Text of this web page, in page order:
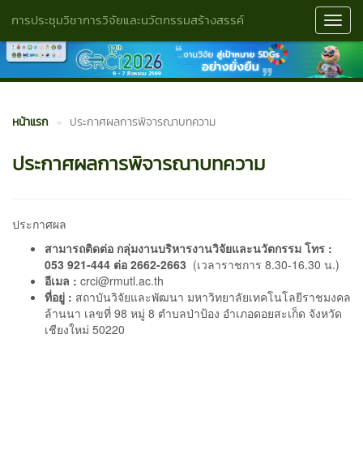
การประชุมวิชาการวิจัยและนวัตกรรมสร้างสรรค์
หน้าแรก ประกาศผลการพิจารณาบทความ
ประกาศผลการพิจารณาบทความ
ประกาศผล
สามารถติดต่อ กลุ่มงานบริหารงานวิจัยและนวัตกรรม โทร :
053 921-444 ต่อ 2662-2663 (เวลาราชการ 8.30-16.30 น.)
อีเมล : crci@rmutl.ac.th
ที่อยู่ : สถาบันวิจัยและพัฒนา มหาวิทยาลัยเทคโนโลยีราชมงคล
ล้านนา เลขที่ 98 หมู่ 8 ตำบลป่าป้อง อำเภอดอยสะเก็ด จังหวัด
เชียงใหม่ 50220